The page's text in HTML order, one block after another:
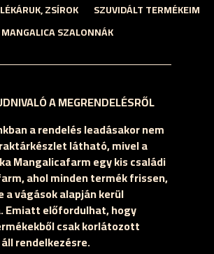
ZSÍROK
SZUVIDÁLT TERMÉKEIM
MANGALICA SZALONNÁK
A MEGRENDELÉSRŐL
a rendelés leadásakor nem
látható, mivel a
Mangalicafarm egy kis családi
ahol minden termék frissen,
vágások alapján kerül
Emiatt előfordulhat, hogy
csak korlátozott
rendelkezésre.